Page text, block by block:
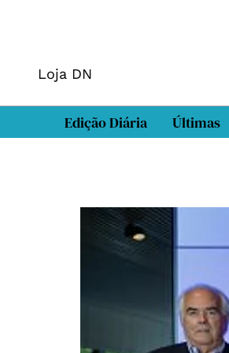
Loja DN
Edição Diária Últimas